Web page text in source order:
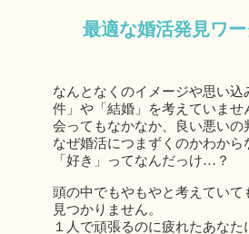
最適な婚活発見ワー
なんとなくのイメージや思い込
件」や「結婚」を考えていませ
会ってもなかなか、良い悪い
なぜ婚活につまずくのかわか
「好き」ってなんだっけ…？
頭の中でもやもやと考えていて
見つかりません。
１人で頑張るのに疲れたあなた